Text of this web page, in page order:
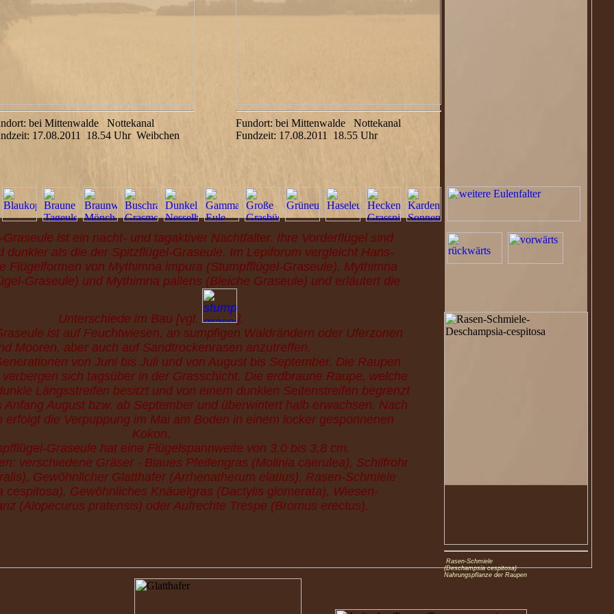
bei Mittenwalde Nottekanal
17.08.2011 18.54 Uhr Weibchen
Fundort: bei Mittenwalde Nottekanal
Fundzeit: 17.08.2011 18.55 Uhr
ist ein nacht- und tagaktiver Nachtfalter. Ihre Vorderflügel sind
dunkler als die der Spitzflügel-Graseule. Im Lepiforum vergleicht Hans-
Flügelformen von Mythimna impura (Stumpfflügel-Graseule), Mythimna
Graseule) und Mythimna pallens (Bleiche Graseule) und erläutert die
Unterschiede im Bau [vgl.
].
ist auf Feuchtwiesen, an sumpfigen Waldrändern oder Uferzonen
Mooren, aber auch auf Sandtrockenrasen anzutreffen.
von Juni bis Juli und von August bis September. Die Raupen
sich tagsüber in der Grasschicht. Die erdbraune Raupe, welche
Längsstreifen besitzt und von einem dunklen Seitenstreifen begrenzt
August bzw. ab September und überwintert halb erwachsen. Nach
erfolgt die Verpuppung im Mai am Boden in einem locker gesponnenen
Kokon.
Graseule hat eine Flügelspannweite von 3,0 bis 3,8 cm.
verschiedene Gräser - Blaues Pfeifengras (Molinia caerulea), Schilfrohr
Gewöhnlicher Glatthafer (Arrhenatherum elatius), Rasen-Schmiele
cespitosa), Gewöhnliches Knäuelgras (Dactylis glomerata), Wiesen-
(Alopecurus pratensis) oder Aufrechte Trespe (Bromus erectus).
Rasen-Schmiele
(Deschampsia cespitosa)
Nahrungspflanze der Raupen